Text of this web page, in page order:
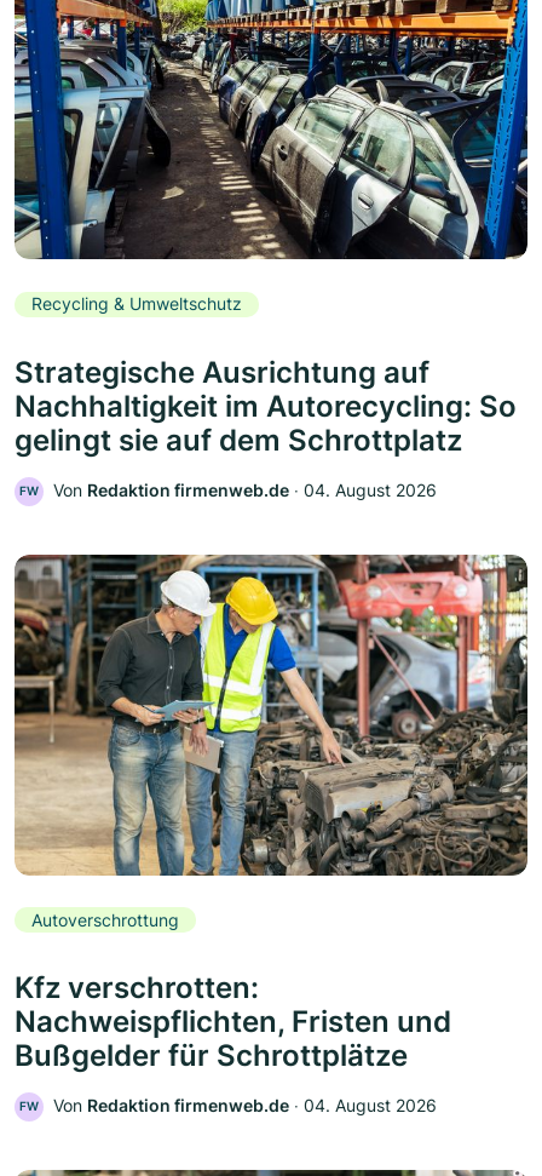
Recycling & Umweltschutz
Strategische Ausrichtung auf
Nachhaltigkeit im Autorecycling: So
gelingt sie auf dem Schrottplatz
FW Von Redaktion firmenweb.de ‧ 04. August 2026
Autoverschrottung
Kfz verschrotten:
Nachweispflichten, Fristen und
Bußgelder für Schrottplätze
FW Von Redaktion firmenweb.de ‧ 04. August 2026